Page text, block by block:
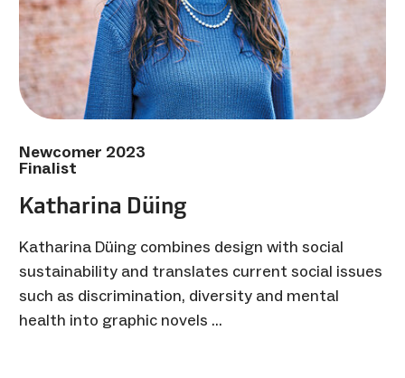
Newcomer 2023
Finalist
Katharina Düing
Katharina Düing combines design with social
sustainability and translates current social issues
such as discrimination, diversity and mental
health into graphic novels …